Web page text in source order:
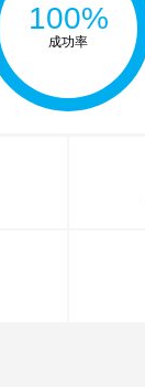
100%
成功率